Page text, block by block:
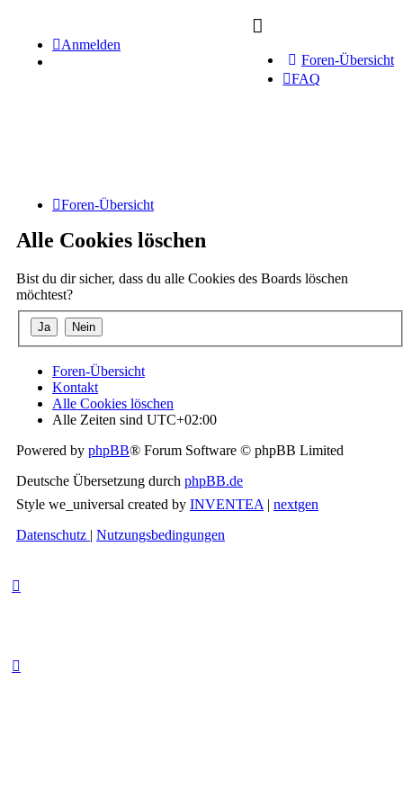
Foren-Übersicht
FAQ
Anmelden
Foren-Übersicht
Alle Cookies löschen
Bist du dir sicher, dass du alle Cookies des Boards löschen
möchtest?
Foren-Übersicht
Kontakt
Alle Cookies löschen
Alle Zeiten sind UTC+02:00
Powered by phpBB® Forum Software © phpBB Limited
Deutsche Übersetzung durch phpBB.de
Style we_universal created by INVENTEA | nextgen
Datenschutz | Nutzungsbedingungen